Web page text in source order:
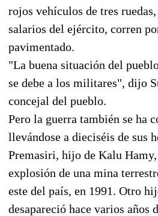
rojos vehículos de tres
salarios del ejército, corren
pavimentado.
"La buena situación del
se debe a los militares", dijo
concejal del pueblo.
Pero la guerra también se ha
llevándose a dieciséis de sus
Premasiri, hijo de Kalu
explosión de una mina
este del país, en 1991. Otro
desapareció hace varios años